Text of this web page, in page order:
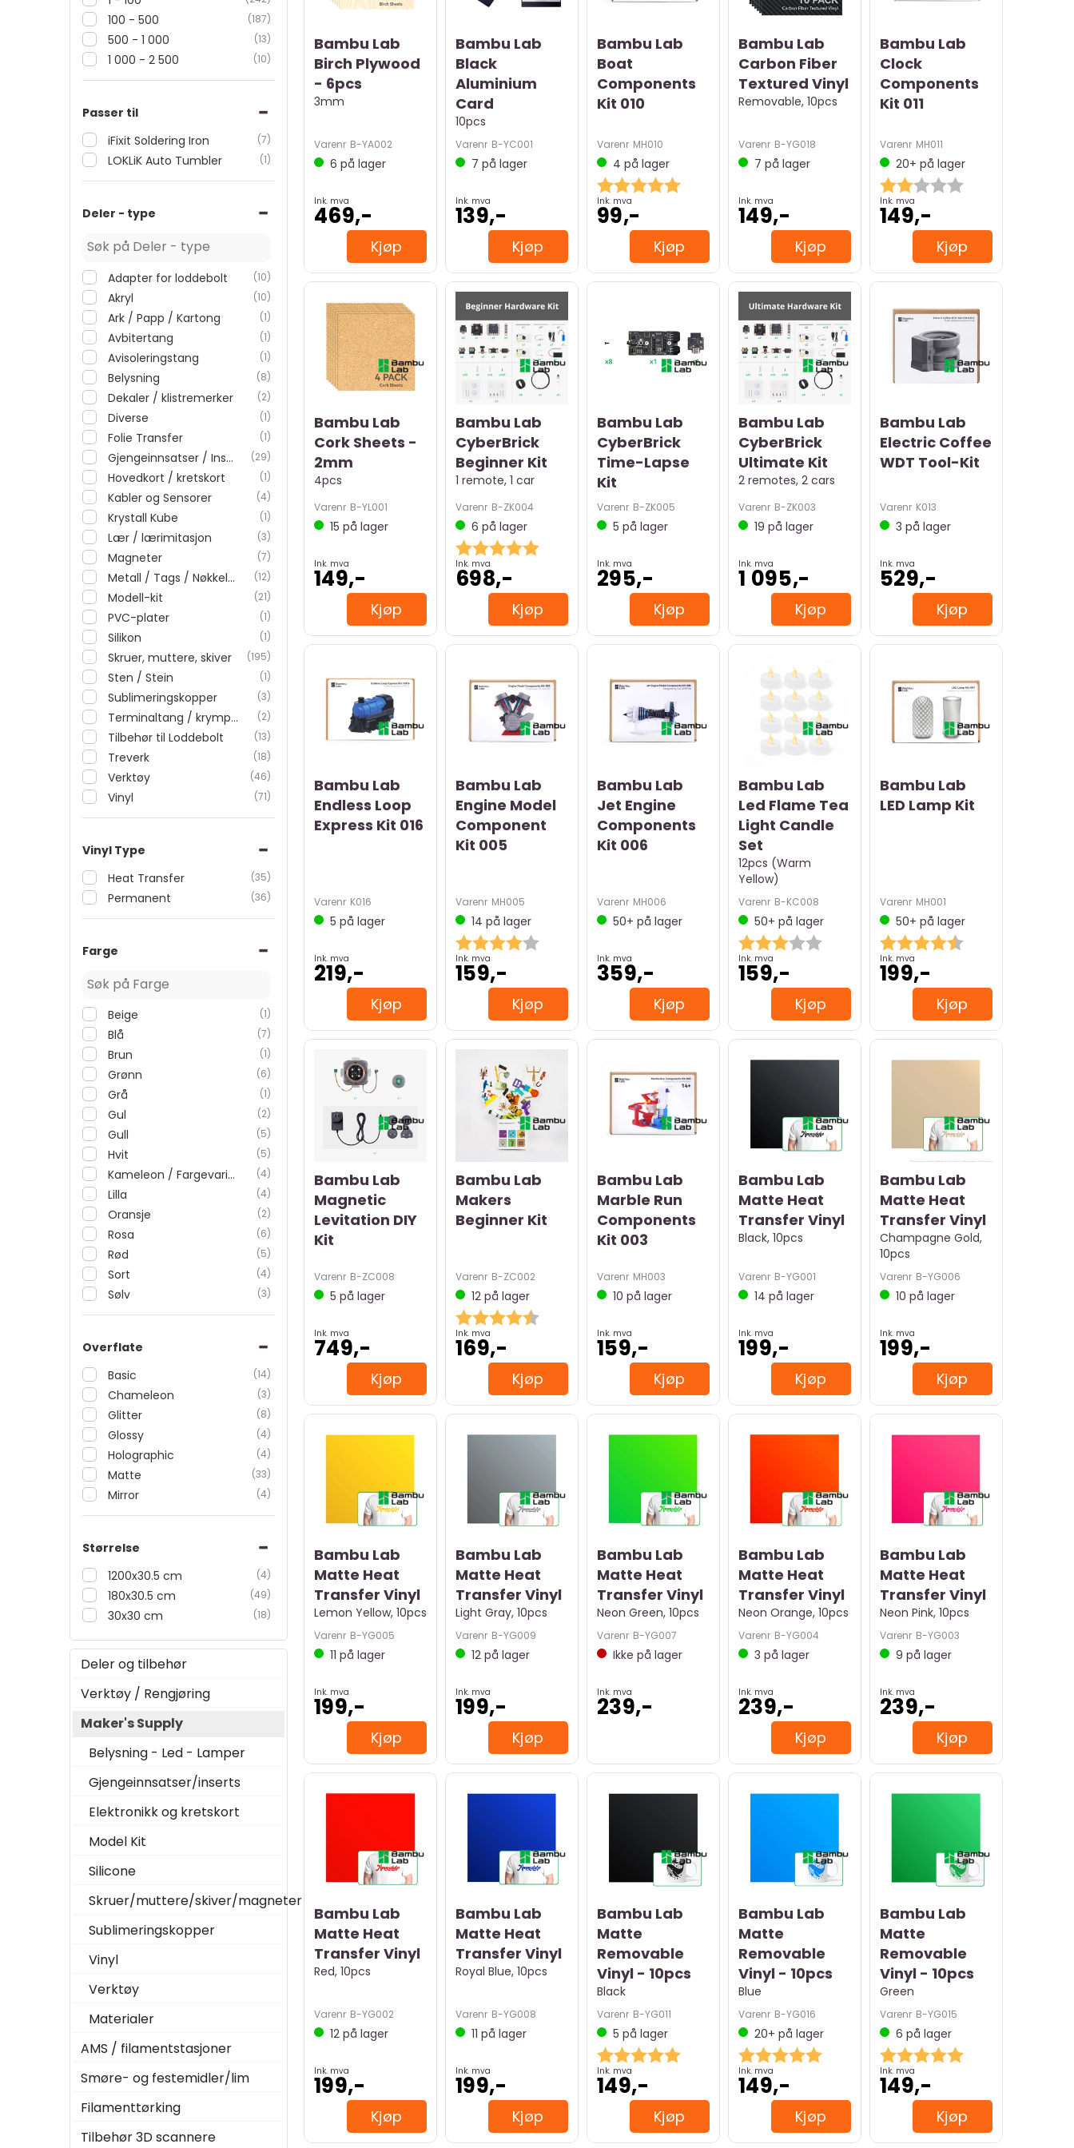
100 - 500 (187)
500 - 1 000 (13)
1 000 - 2 500 (10)
Passer til
iFixit Soldering Iron
(7)
LOKLiK Auto Tumbler (1)
Deler - type
Adapter for loddebolt (10)
Akryl (10)
Ark / Papp / Kartong (1)
Avbitertang (1)
Avisoleringstang (1)
Belysning (8)
Dekaler / klistremerker (2)
Diverse (1)
Folie Transfer (1)
Gjengeinnsatser / Inserts (29)
Hovedkort / kretskort (1)
Kabler og Sensorer (4)
Krystall Kube (1)
Lær / lærimitasjon (3)
Magneter (7)
Metall / Tags / Nøkkelringer (12)
Modell-kit (21)
PVC-plater (1)
Silikon (1)
Skruer, muttere, skiver (195)
Sten / Stein (1)
Sublimeringskopper (3)
Terminaltang / krympetang (2)
Tilbehør til Loddebolt (13)
Treverk (18)
Verktøy (46)
Vinyl (71)
Vinyl Type
Heat Transfer
(35)
Permanent (36)
Farge
Beige (1)
Blå (7)
Brun (1)
Grønn (6)
Grå (1)
Gul (2)
Gull (5)
Hvit (5)
Kameleon / Fargevarierende (4)
Lilla (4)
Oransje (2)
Rosa (6)
Rød (5)
Sort (4)
Sølv (3)
Overflate
Basic
(14)
Chameleon (3)
Glitter (8)
Glossy (4)
Holographic (4)
Matte (33)
Mirror (4)
Størrelse
1200x30.5 cm
(4)
180x30.5 cm (49)
30x30 cm (18)
Deler og tilbehør
Verktøy / Rengjøring
Maker's Supply
Belysning - Led - Lamper
Gjengeinnsatser/inserts
Elektronikk og kretskort
Model Kit
Silicone
Skruer/muttere/skiver/magneter
Sublimeringskopper
Vinyl
Verktøy
Materialer
AMS / filamentstasjoner
Smøre- og festemidler/lim
Filamenttørking
Tilbehør 3D scannere
Bambu Lab
Birch Plywood
- 6pcs
3mm
Varenr B-YA002
6 på lager
Ink. mva
469,-
Kjøp
Bambu Lab
Black
Aluminium
Card
10pcs
Varenr B-YC001
7 på lager
Ink. mva
139,-
Kjøp
Bambu Lab
Boat
Components
Kit 010
Varenr MH010
4 på lager
Karakter:
5.0 av 5 mulige
Ink. mva
99,-
Kjøp
Bambu Lab
Carbon Fiber
Textured Vinyl
Removable, 10pcs
Varenr B-YG018
7 på lager
Ink. mva
149,-
Kjøp
Bambu Lab
Clock
Components
Kit 011
Varenr MH011
20+ på lager
Karakter:
2.0 av 5 mulige
Ink. mva
149,-
Kjøp
Bambu Lab
Cork Sheets -
2mm
4pcs
Varenr B-YL001
15 på lager
Ink. mva
149,-
Kjøp
Bambu Lab
CyberBrick
Beginner Kit
1 remote, 1 car
Varenr B-ZK004
6 på lager
Karakter:
5.0 av 5 mulige
Ink. mva
698,-
Kjøp
Bambu Lab
CyberBrick
Time-Lapse
Kit
Varenr B-ZK005
5 på lager
Ink. mva
295,-
Kjøp
Bambu Lab
CyberBrick
Ultimate Kit
2 remotes, 2 cars
Varenr B-ZK003
19 på lager
Ink. mva
1 095,-
Kjøp
Bambu Lab
Electric Coffee
WDT Tool-Kit
Varenr K013
3 på lager
Ink. mva
529,-
Kjøp
Bambu Lab
Endless Loop
Express Kit 016
Varenr K016
5 på lager
Ink. mva
219,-
Kjøp
Bambu Lab
Engine Model
Component
Kit 005
Varenr MH005
14 på lager
Karakter:
4.0 av 5 mulige
Ink. mva
159,-
Kjøp
Bambu Lab
Jet Engine
Components
Kit 006
Varenr MH006
50+ på lager
Ink. mva
359,-
Kjøp
Bambu Lab
Led Flame Tea
Light Candle
Set
12pcs (Warm
Yellow)
Varenr B-KC008
50+ på lager
Karakter:
3.0 av 5 mulige
Ink. mva
159,-
Kjøp
Bambu Lab
LED Lamp Kit
Varenr MH001
50+ på lager
Karakter:
4.5 av 5 mulige
Ink. mva
199,-
Kjøp
Bambu Lab
Magnetic
Levitation DIY
Kit
Varenr B-ZC008
5 på lager
Ink. mva
749,-
Kjøp
Bambu Lab
Makers
Beginner Kit
Varenr B-ZC002
12på lager
Karakter:
4.5 av 5 mulige
Ink. mva
169,-
Kjøp
Bambu Lab
Marble Run
Components
Kit 003
Varenr MH003
10 på lager
Ink. mva
159,-
Kjøp
Bambu Lab
Matte Heat
Transfer Vinyl
Black, 10pcs
Varenr B-YG001
14 på lager
Ink. mva
199,-
Kjøp
Bambu Lab
Matte Heat
Transfer Vinyl
Champagne Gold,
10pcs
Varenr B-YG006
10 på lager
Ink. mva
199,-
Kjøp
Bambu Lab
Matte Heat
Transfer Vinyl
Lemon Yellow, 10pcs
Varenr B-YG005
11 på lager
Ink. mva
199,-
Kjøp
Bambu Lab
Matte Heat
Transfer Vinyl
Light Gray, 10pcs
Varenr B-YG009
12på lager
Ink. mva
199,-
Kjøp
Bambu Lab
Matte Heat
Transfer Vinyl
Neon Green, 10pcs
Varenr B-YG007
Ikke på lager
Ink. mva
239,-
Bambu Lab
Matte Heat
Transfer Vinyl
Neon Orange, 10pcs
Varenr B-YG004
3 på lager
Ink. mva
239,-
Kjøp
Bambu Lab
Matte Heat
Transfer Vinyl
Neon Pink, 10pcs
Varenr B-YG003
9 på lager
Ink. mva
239,-
Kjøp
Bambu Lab
Matte Heat
Transfer Vinyl
Red, 10pcs
Varenr B-YG002
12på lager
Ink. mva
199,-
Kjøp
Bambu Lab
Matte Heat
Transfer Vinyl
Royal Blue, 10pcs
Varenr B-YG008
11 på lager
Ink. mva
199,-
Kjøp
Bambu Lab
Matte
Removable
Vinyl - 10pcs
Black
Varenr B-YG011
5 på lager
Karakter:
5.0 av 5 mulige
Ink. mva
149,-
Kjøp
Bambu Lab
Matte
Removable
Vinyl - 10pcs
Blue
Varenr B-YG016
20+ på lager
Karakter:
5.0 av 5 mulige
Ink. mva
149,-
Kjøp
Bambu Lab
Matte
Removable
Vinyl - 10pcs
Green
Varenr B-YG015
6 på lager
Karakter:
5.0 av 5 mulige
Ink. mva
149,-
Kjøp